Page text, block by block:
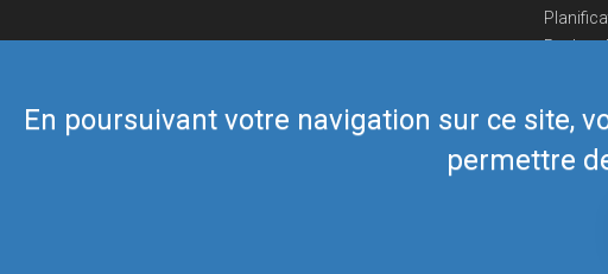
En poursuivant votre navigation sur ce site,
permettre